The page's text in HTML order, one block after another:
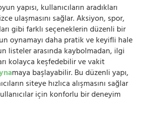
yapısı, kullanıcıların aradıkları
ulaşmasını sağlar. Aksiyon, spor,
gibi farklı seçeneklerin düzenli bir
oynamayı daha pratik ve keyifli hale
listeler arasında kaybolmadan, ilgi
kolayca keşfedebilir ve vakit
maya başlayabilir. Bu düzenli yapı,
siteye hızlıca alışmasını sağlar
için konforlu bir deneyim